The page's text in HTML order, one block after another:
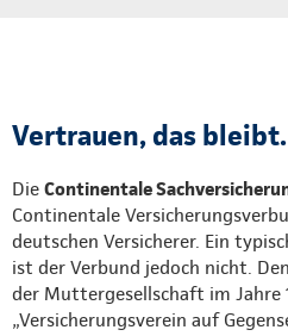
Vertrauen, das bleibt.
Die Continentale
Continentale
deutschen Versicherer. Ein
ist der Verbund jedoch nicht.
der Muttergesellschaft im Jahre
„Versicherungsverein auf